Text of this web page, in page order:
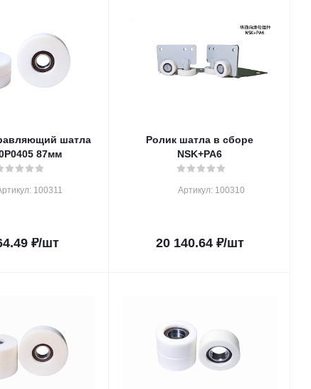
шатла
87мм
100311
₽/шт
Ролик шатла в сборе
NSK+PA6
Артикул: 100310
20 140.64₽/шт